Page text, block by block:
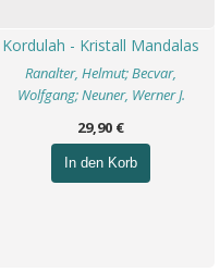
Kordulah - Kristall Mandalas
Ranalter, Helmut; Becvar,
Wolfgang; Neuner, Werner J.
29,90 €
In den Korb